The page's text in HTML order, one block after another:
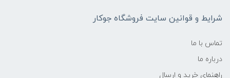
شرایط و قوانین سایت فروشگاه جوکار
تماس با ما
درباره ما
راهنمای خرید و ارسال